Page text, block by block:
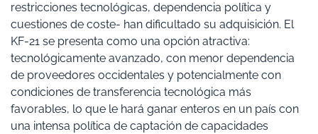
restricciones tecnológicas, dependencia política y
cuestiones de coste- han dificultado su adquisición. El
KF-21 se presenta como una opción atractiva:
tecnológicamente avanzado, con menor dependencia
de proveedores occidentales y potencialmente con
condiciones de transferencia tecnológica más
favorables, lo que le hará ganar enteros en un país con
una intensa política de captación de capacidades